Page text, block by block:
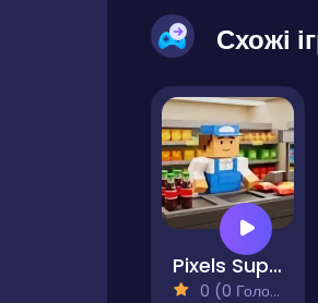
Схожі
Pixels Supermarket Simulator
0 (0 Голосів)